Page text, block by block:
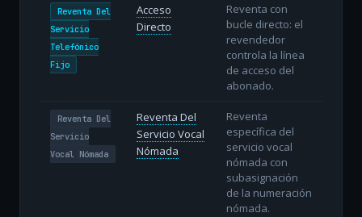
Reventa Del
Servicio
Telefónico
Fijo
Acceso
Directo
Reventa con
bucle directo: el
revendedor
controla la línea
de acceso del
abonado.
Reventa Del
Servicio
Vocal Nómada
Reventa Del
Servicio Vocal
Nómada
Reventa
específica del
servicio vocal
nómada con
subasignación
de la numeración
nómada.